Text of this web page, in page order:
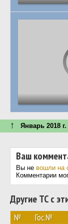
↑ Январь 2018 г.
Ваш
Вы не вошли на
Комментарии
Другие ТС с
№ Гос.№